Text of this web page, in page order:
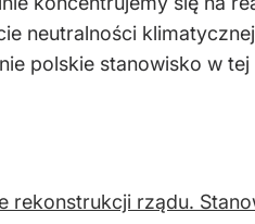
neutralności
polskie stanowisko w tej
rządu.